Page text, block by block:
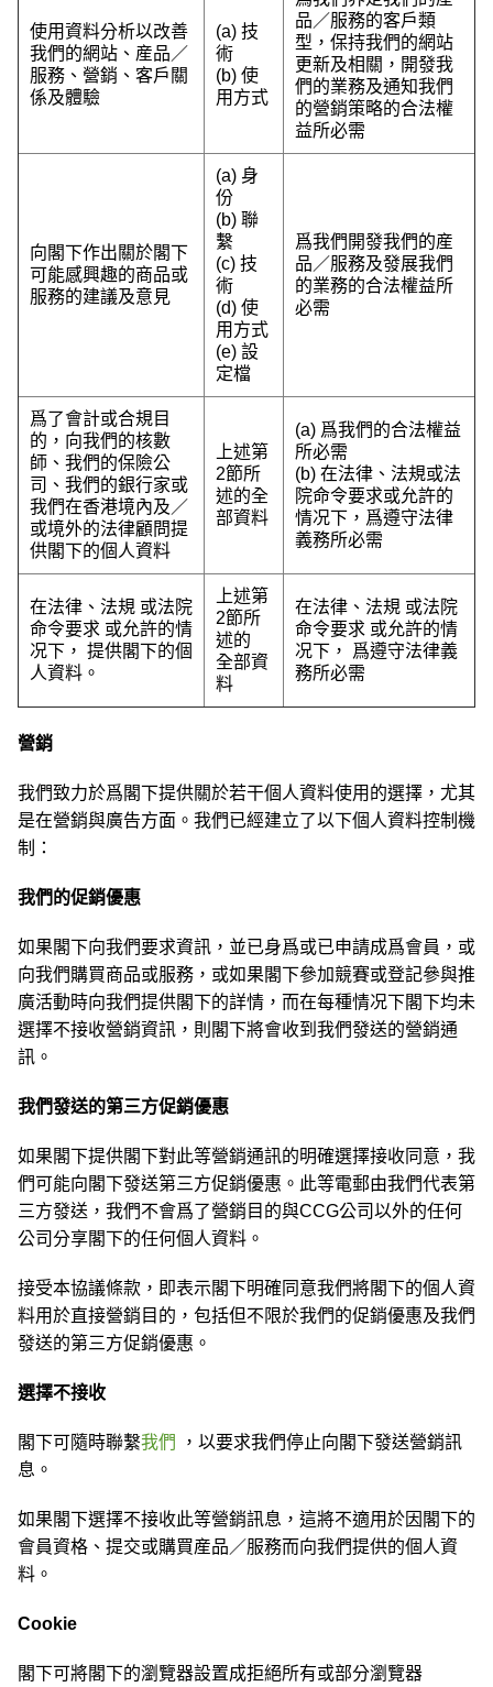
使用資料分析以改善
我們的網站、産品／
服務、營銷、客戶關
係及體驗
(a) 技
術
(b) 使
用方式
品／服務的客戶類
型，保持我們的網站
更新及相關，開發我
們的業務及通知我們
的營銷策略的合法權
益所必需
向閣下作出關於閣下
可能感興趣的商品或
服務的建議及意見
(a) 身
份
(b) 聯
繫
(c) 技
術
(d) 使
用方式
(e) 設
定檔
爲我們開發我們的産
品／服務及發展我們
的業務的合法權益所
必需
爲了會計或合規目
的，向我們的核數
師、我們的保險公
司、我們的銀行家或
我們在香港境內及／
或境外的法律顧問提
供閣下的個人資料
上述第
2節所
述的全
部資料
(a) 爲我們的合法權益
所必需
(b) 在法律、法規或法
院命令要求或允許的
情况下，爲遵守法律
義務所必需
在法律、法規 或法院
命令要求 或允許的情
况下， 提供閣下的個
人資料。
上述第
2節所
述的
全部資
料
在法律、法規 或法院
命令要求 或允許的情
况下， 爲遵守法律義
務所必需
營銷
我們致力於爲閣下提供關於若干個人資料使用的選擇，尤其
是在營銷與廣告方面。我們已經建立了以下個人資料控制機
制：
我們的促銷優惠
如果閣下向我們要求資訊，並已身爲或已申請成爲會員，或
向我們購買商品或服務，或如果閣下參加競賽或登記參與推
廣活動時向我們提供閣下的詳情，而在每種情况下閣下均未
選擇不接收營銷資訊，則閣下將會收到我們發送的營銷通
訊。
我們發送的第三方促銷優惠
如果閣下提供閣下對此等營銷通訊的明確選擇接收同意，我
們可能向閣下發送第三方促銷優惠。此等電郵由我們代表第
三方發送，我們不會爲了營銷目的與CCG公司以外的任何
公司分享閣下的任何個人資料。
接受本協議條款，即表示閣下明確同意我們將閣下的個人資
料用於直接營銷目的，包括但不限於我們的促銷優惠及我們
發送的第三方促銷優惠。
選擇不接收
閣下可隨時聯繫我們
，以要求我們停止向閣下發送營銷訊
息。
如果閣下選擇不接收此等營銷訊息，這將不適用於因閣下的
會員資格、提交或購買産品／服務而向我們提供的個人資
料。
Cookie
閣下可將閣下的瀏覽器設置成拒絕所有或部分瀏覽器